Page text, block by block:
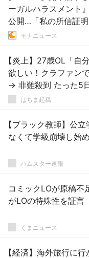
ーガルハラスメント
公開…「私の所信証
な感じです。徹底的
モナニュース
【炎上】27歳OL「自
欲しい！クラファン
→ 非難殺到 たった5
はちま起稿
【ブラック教師】公
なくて学級崩壊し始
ハムスター速報
コミックLOが原稿
がLOの特殊性を証言
くまニュース
【経済】海外旅行に